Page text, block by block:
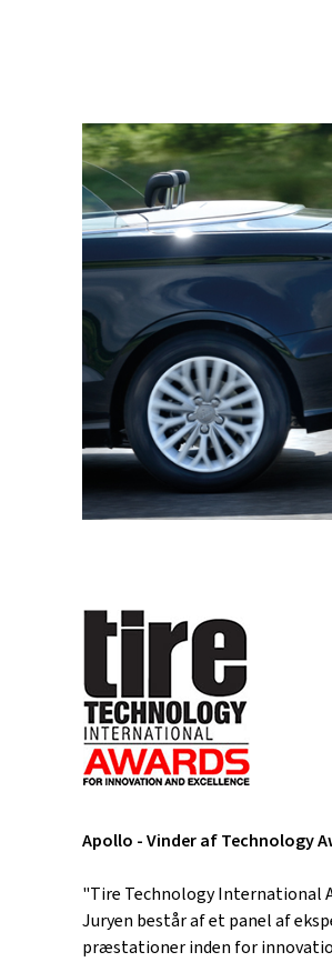
Apollo - Vinder af Technology
"Tire Technology International
Juryen består af et panel af
præstationer inden for